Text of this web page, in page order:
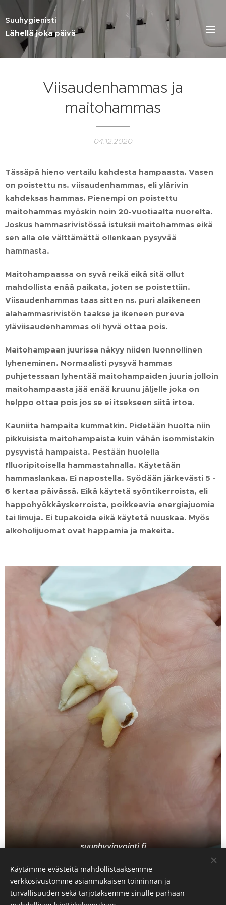
Suuhygienisti
Lähellä jokapäivä
Viisaudenhammas ja
maitohammas
04.12.2020
Tässäpä hieno vertailu kahdesta hampaasta. Vasen
on poistettu ns. viisaudenhammas, eli ylärivin
kahdeksas hammas. Pienempi on poistettu
maitohammas myöskin noin 20-vuotiaalta nuorelta.
Joskus hammasrivistössä istuksii maitohammas eikä
sen alla ole välttämättä ollenkaan pysyvää
hammasta.
Maitohampaassa on syvä reikä eikä sitä ollut
mahdollista enää paikata, joten se poistettiin.
Viisaudenhammas taas sitten ns. puri alaikeneen
alahammasrivistön taakse ja ikeneen pureva
yläviisaudenhammas oli hyvä ottaa pois.
Maitohampaan juurissa näkyy niiden luonnollinen
lyheneminen. Normaalisti pysyvä hammas
puhjetessaan lyhentää maitohampaiden juuria jolloin
maitohampaasta jää enää kruunu jäljelle joka on
helppo ottaa pois jos se ei itsekseen siitä irtoa.
Kauniita hampaita kummatkin. Pidetään huolta niin
pikkuisista maitohampaista kuin vähän isommistakin
pysyvistä hampaista. Pestään huolella
flluoripitoisella hammastahnalla. Käytetään
hammaslankaa. Ei napostella. Syödään järkevästi 5 -
6 kertaa päivässä. Eikä käytetä syöntikerroista, eli
happohyökkäyskerroista, poikkeavia energiajuomia
tai limuja. Ei tupakoida eikä käytetä nuuskaa. Myös
alkoholijuomat ovat happamia ja makeita.
suunhyvinvointi.fi
Share
Käytämme evästeitä mahdollistaaksemme
verkkosivustomme asianmukaisen toiminnan ja
turvallisuuden sekä tarjotaksemme sinulle parhaan